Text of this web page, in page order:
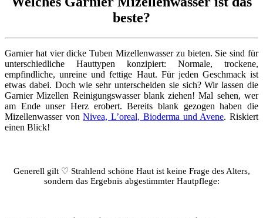
beste?
Garnier hat vier dicke Tuben Mizellenwasser zu bieten. Sie sind für
unterschiedliche Hauttypen konzipiert: Normale, trockene,
empfindliche, unreine und fettige Haut. Für jeden Geschmack ist
etwas dabei. Doch wie sehr unterscheiden sie sich? Wir lassen die
Garnier Mizellen Reinigungswasser blank ziehen! Mal sehen, wer
am Ende unser Herz erobert. Bereits blank gezogen haben die
Mizellenwasser vonNivea, L’oreal, Bioderma und Avene. Riskiert
einen Blick!
Generell gilt ♡ Strahlend schöne Haut ist keine Frage des Alters,
sondern das Ergebnis abgestimmter Hautpflege: